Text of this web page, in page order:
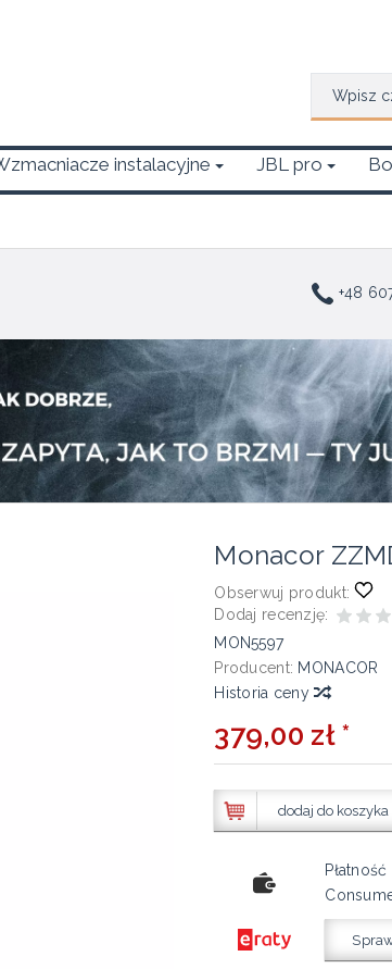
instalacyjne JBL pro
+48
Monacor
Obserwuj produkt:
Dodaj recenzję:
MON5597
Producent: MONACOR
Historia ceny
379,00 zł *
dodaj do koszyka